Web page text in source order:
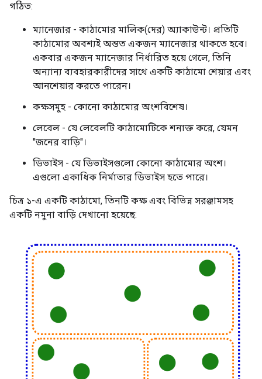
গঠিত:
ম্যানেজার - কাঠামোর মালিক(দের) অ্যাকাউন্ট। প্রতিটি
কাঠামোর অবশ্যই অন্তত একজন ম্যানেজার থাকতে হবে।
একবার একজন ম্যানেজার নির্ধারিত হয়ে গেলে, তিনি
অন্যান্য ব্যবহারকারীদের সাথে একটি কাঠামো শেয়ার এবং
আনশেয়ার করতে পারেন।
কক্ষসমূহ - কোনো কাঠামোর অংশবিশেষ।
লেবেল - যে লেবেলটি কাঠামোটিকে শনাক্ত করে, যেমন
"জনের বাড়ি"।
ডিভাইস - যে ডিভাইসগুলো কোনো কাঠামোর অংশ।
এগুলো একাধিক নির্মাতার ডিভাইস হতে পারে।
চিত্র ১-এ একটি কাঠামো, তিনটি কক্ষ এবং বিভিন্ন সরঞ্জামসহ
একটি নমুনা বাড়ি দেখানো হয়েছে: